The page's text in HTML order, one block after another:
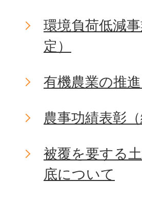
環境負荷低減
定）
有機農業の推
農事功績表彰
被覆を要する
底について